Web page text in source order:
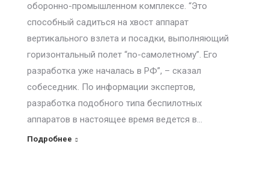
оборонно-промышленном комплексе. “Это
способный садиться на хвост аппарат
вертикального взлета и посадки, выполняющий
горизонтальный полет “по-самолетному”. Его
разработка уже началась в РФ”, – сказал
собеседник. По информации экспертов,
разработка подобного типа беспилотных
аппаратов в настоящее время ведется в…
Подробнее